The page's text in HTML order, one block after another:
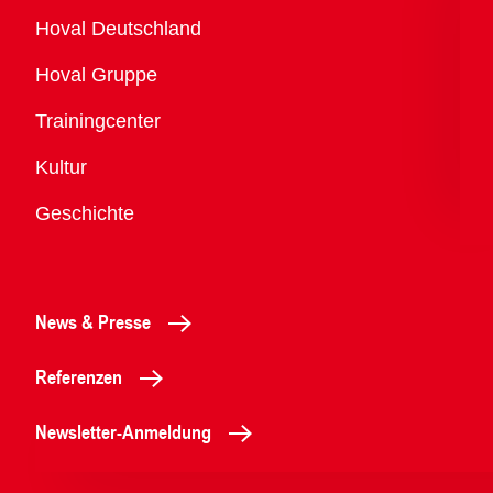
Übersicht
Hoval Deutschland
Hoval Gruppe
Trainingcenter
Kultur
Geschichte
News & Presse
Referenzen
Newsletter-Anmeldung